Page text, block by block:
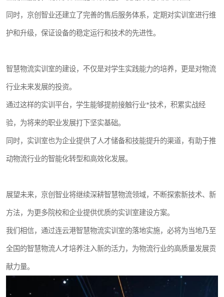
同时，京创智业还建立了完善的售后服务体系，定期对实训室进行维
护和升级，保证设备的稳定运行和技术的先进性。
智慧物流实训室的建设，不仅是对学生实践能力的培养，更是对物流
行业未来发展的投资。
通过这样的实训平台，学生能够提前接触行业*技术，积累实战经
验，为将来的职业发展打下坚实基础。
同时，实训室也为企业提供了人才储备和技能提升的渠道，有助于推
动物流行业的智能化转型和高效化发展。
展望未来，京创智业将继续深耕智慧物流领域，不断探索新技术、新
方法，为更多院校和企业提供优质的实训室建设方案。
我们相信，通过连云港智慧物流实训室的落地实施，必将为当地乃至
全国的智慧物流人才培养注入新的活力，为物流行业的高质量发展贡
献力量。